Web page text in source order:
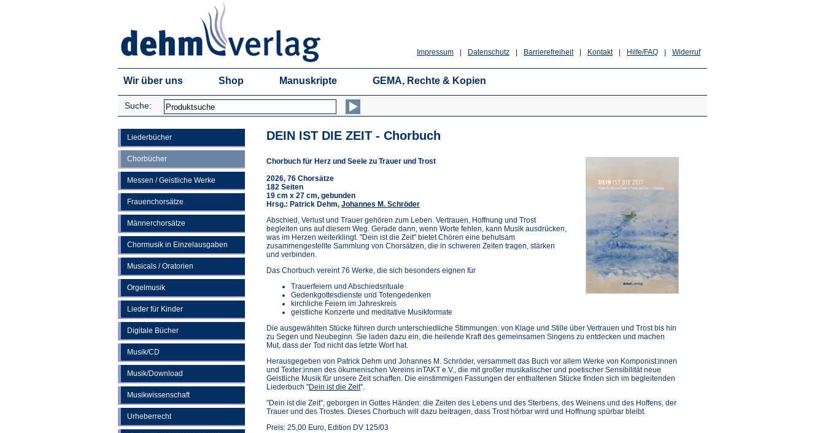
Widerruf
Hilfe/FAQ
Kontakt
Barrierefreiheit
Datenschutz
Impressum
Wir über uns Shop Manuskripte GEMA, Rechte & Kopien
Suche:
Liederbücher
Chorbücher
Messen / Geistliche Werke
Frauenchorsätze
Männerchorsätze
Chormusik in Einzelausgaben
Musicals / Oratorien
Orgelmusik
Lieder für Kinder
Digitale Bücher
Musik/CD
Musik/Download
Musikwissenschaft
Urheberrecht
DEIN IST DIE ZEIT - Chorbuch
Chorbuch für Herz und Seele zu Trauer und Trost
2026, 76 Chorsätze
182 Seiten
19 cm x 27 cm, gebunden
Hrsg.: Patrick Dehm, Johannes M. Schröder
Abschied, Verlust und Trauer gehören zum Leben. Vertrauen, Hoffnung und Trost
begleiten uns auf diesem Weg. Gerade dann, wenn Worte fehlen, kann Musik ausdrücken,
was im Herzen weiterklingt. "Dein ist die Zeit" bietet Chören eine behutsam
zusammengestellte Sammlung von Chorsätzen, die in schweren Zeiten tragen, stärken
und verbinden.
Das Chorbuch vereint 76 Werke, die sich besonders eignen für
Trauerfeiern und Abschiedsrituale
Gedenkgottesdienste und Totengedenken
kirchliche Feiern im Jahreskreis
geistliche Konzerte und meditative Musikformate
Die ausgewählten Stücke führen durch unterschiedliche Stimmungen: von Klage und Stille über Vertrauen und Trost bis hin
zu Segen und Neubeginn. Sie laden dazu ein, die heilende Kraft des gemeinsamen Singens zu entdecken und machen
Mut, dass der Tod nicht das letzte Wort hat.
Herausgegeben von Patrick Dehm und Johannes M. Schröder, versammelt das Buch vor allem Werke von Komponist:innen
und Texter:innen des ökumenischen Vereins inTAKT e.V., die mit großer musikalischer und poetischer Sensibilität neue
Geistliche Musik für unsere Zeit schaffen. Die einstimmigen Fassungen der enthaltenen Stücke finden sich im begleitenden
Liederbuch "Dein ist die Zeit".
"Dein ist die Zeit", geborgen in Gottes Händen: die Zeiten des Lebens und des Sterbens, des Weinens und des Hoffens, der
Trauer und des Trostes. Dieses Chorbuch will dazu beitragen, dass Trost hörbar wird und Hoffnung spürbar bleibt.
Preis: 25,00 Euro, Edition DV 125/03